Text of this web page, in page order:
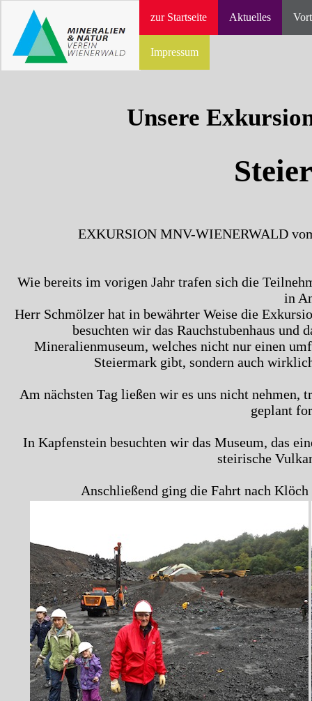
zur Startseite Aktuelles
Impressum
Unsere
EXKURSION MNV-WIENERWALD
Wie bereits im vorigen Jahr trafen sich die
in
Herr Schmölzer hat in bewährter Weise die
besuchten wir das Rauchstubenhaus
Mineralienmuseum, welches nicht nur einen
Steiermark gibt, sondern auch
Am nächsten Tag ließen wir es uns nicht nehmen,
geplant
In Kapfenstein besuchten wir das Museum, das
steirische
Anschließend ging die Fahrt nach